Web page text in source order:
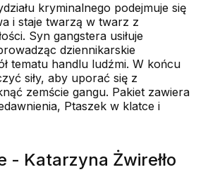
kryminalnego podejmuje się
i staje twarzą w twarz z
Syn gangstera usiłuje
dziennikarskie
tematu handlu ludźmi. W końcu
siły, aby uporać się z
zemście gangu. Pakiet zawiera
Ptaszek w klatce i
- Katarzyna Żwirełło